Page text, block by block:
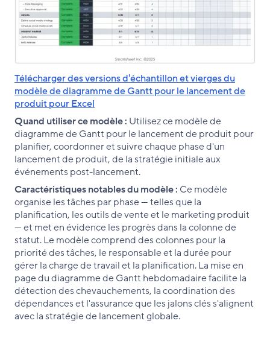
Télécharger des versions d'échantillon et vierges du
modèle de diagramme de Gantt pour le lancement de
produit pour Excel
Quand utiliser ce modèle : Utilisez ce modèle de
diagramme de Gantt pour le lancement de produit pour
planifier, coordonner et suivre chaque phase d'un
lancement de produit, de la stratégie initiale aux
événements post-lancement.
Caractéristiques notables du modèle : Ce modèle
organise les tâches par phase — telles que la
planification, les outils de vente et le marketing produit
— et met en évidence les progrès dans la colonne de
statut. Le modèle comprend des colonnes pour la
priorité des tâches, le responsable et la durée pour
gérer la charge de travail et la planification. La mise en
page du diagramme de Gantt hebdomadaire facilite la
détection des chevauchements, la coordination des
dépendances et l'assurance que les jalons clés s'alignent
avec la stratégie de lancement globale.